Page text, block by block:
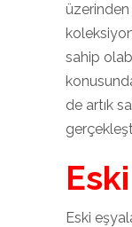
üzerinden
sahip
de artık
Eski